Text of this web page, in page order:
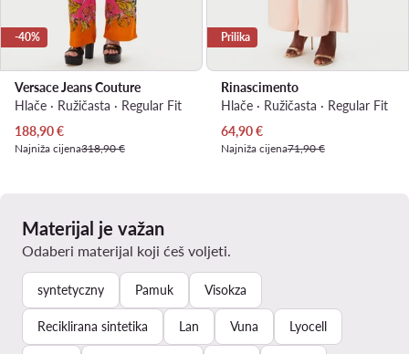
-40%
Versace Jeans Couture
Hlače · Ružičasta · Regular Fit
Trenutna cijena
188,90€
Najniža cijena318,90 €
Prilika
Rinascimento
Hlače · Ružičasta · Regular Fit
Trenutna cijena
64,90€
Najniža cijena71,90 €
Materijal je važan
Odaberi materijal koji ćeš voljeti.
syntetyczny Pamuk Visokza
Reciklirana sintetika Lan Vuna Lyocell